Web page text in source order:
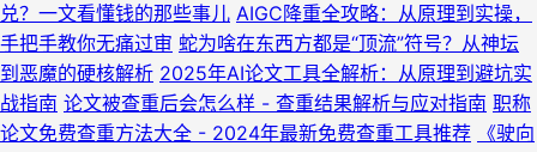
兑？一文看懂钱的那些事儿 AIGC降重全攻略：从原理到实操，
手把手教你无痛过审 蛇为啥在东西方都是“顶流”符号？从神坛
到恶魔的硬核解析 2025年AI论文工具全解析：从原理到避坑实
战指南 论文被查重后会怎么样 - 查重结果解析与应对指南 职称
论文免费查重方法大全 - 2024年最新免费查重工具推荐
《驶向